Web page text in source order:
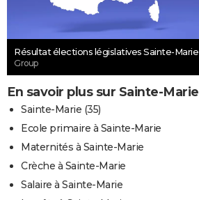
Résultat élections législatives Sainte-Marie
Group
En savoir plus sur Sainte-Marie
Sainte-Marie (35)
Ecole primaire à Sainte-Marie
Maternités à Sainte-Marie
Crèche à Sainte-Marie
Salaire à Sainte-Marie